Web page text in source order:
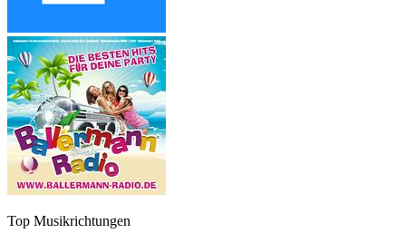
Top Musikrichtungen